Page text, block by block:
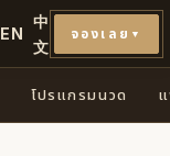
EN
中
文
จองเลย ▼
โปรแกรมนวด